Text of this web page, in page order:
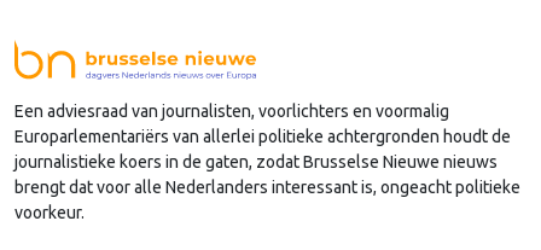
Zaken, en hoe kan je daar als Kamerlid werk van
maken? Onze columnist Mendeltje van Keulen
(cartoon) schreef er een handboek over, dat deze
week wordt gepresenteerd in Den Haag.
Een adviesraad van journalisten, voorlichters en voormalig
Europarlementariërs van allerlei politieke achtergronden houdt de
journalistieke koers in de gaten, zodat Brusselse Nieuwe nieuws
brengt dat voor alle Nederlanders interessant is, ongeacht politieke
voorkeur.